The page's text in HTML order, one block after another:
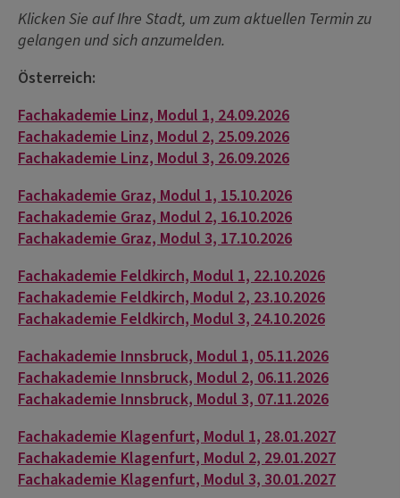
Klicken Sie auf Ihre Stadt, um zum aktuellen Termin zu
gelangen und sich anzumelden.
Österreich:
Fachakademie Linz, Modul 1, 24.09.2026
Fachakademie Linz, Modul 2, 25.09.2026
Fachakademie Linz, Modul 3, 26.09.2026
Fachakademie Graz, Modul 1, 15.10.2026
Fachakademie Graz, Modul 2, 16.10.2026
Fachakademie Graz, Modul 3, 17.10.2026
Fachakademie Feldkirch, Modul 1, 22.10.2026
Fachakademie Feldkirch, Modul 2, 23.10.2026
Fachakademie Feldkirch, Modul 3, 24.10.2026
Fachakademie Innsbruck, Modul 1, 05.11.2026
Fachakademie Innsbruck, Modul 2, 06.11.2026
Fachakademie Innsbruck, Modul 3, 07.11.2026
Fachakademie Klagenfurt, Modul 1, 28.01.2027
Fachakademie Klagenfurt, Modul 2, 29.01.2027
Fachakademie Klagenfurt, Modul 3, 30.01.2027